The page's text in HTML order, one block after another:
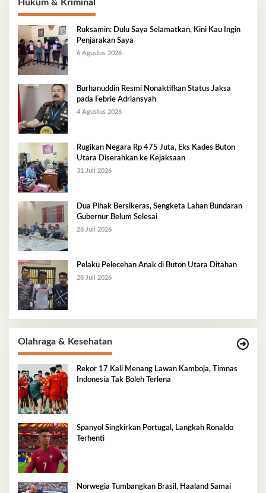
Hukum & Kriminal
Ruksamin: Dulu Saya Selamatkan, Kini Kau Ingin
Penjarakan Saya
6 Agustus 2026
Burhanuddin Resmi Nonaktifkan Status Jaksa
pada Febrie Adriansyah
4 Agustus 2026
Rugikan Negara Rp 475 Juta, Eks Kades Buton
Utara Diserahkan ke Kejaksaan
31 Juli 2026
Dua Pihak Bersikeras, Sengketa Lahan Bundaran
Gubernur Belum Selesai
28 Juli 2026
Pelaku Pelecehan Anak di Buton Utara Ditahan
28 Juli 2026
Olahraga & Kesehatan
Rekor 17 Kali Menang Lawan Kamboja, Timnas
Indonesia Tak Boleh Terlena
Spanyol Singkirkan Portugal, Langkah Ronaldo
Terhenti
Norwegia Tumbangkan Brasil, Haaland Samai